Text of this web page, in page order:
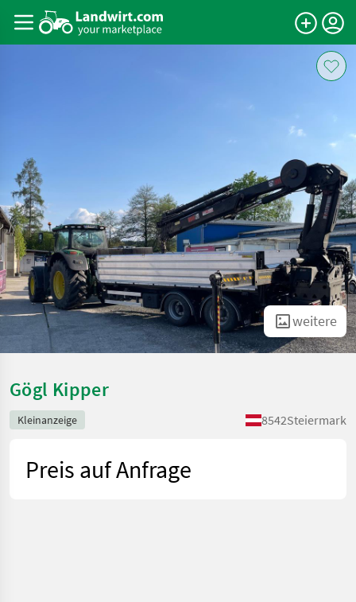
weitere
Gögl Kipper
Kleinanzeige 8542Steiermark
Preis auf Anfrage